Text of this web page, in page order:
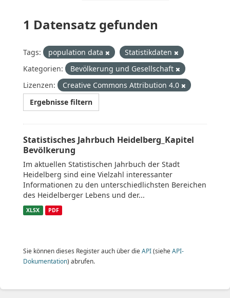
1 Datensatz gefunden
Tags: population data
Statistikdaten
Kategorien:
Bevölkerung und Gesellschaft
Lizenzen:
Creative Commons Attribution 4.0
Ergebnisse filtern
Statistisches Jahrbuch Heidelberg_Kapitel
Bevölkerung
Im aktuellen Statistischen Jahrbuch der Stadt
Heidelberg sind eine Vielzahl interessanter
Informationen zu den unterschiedlichsten Bereichen
des Heidelberger Lebens und der...
XLSX PDF
Sie können dieses Register auch über die API(siehe API-
Dokumentation) abrufen.